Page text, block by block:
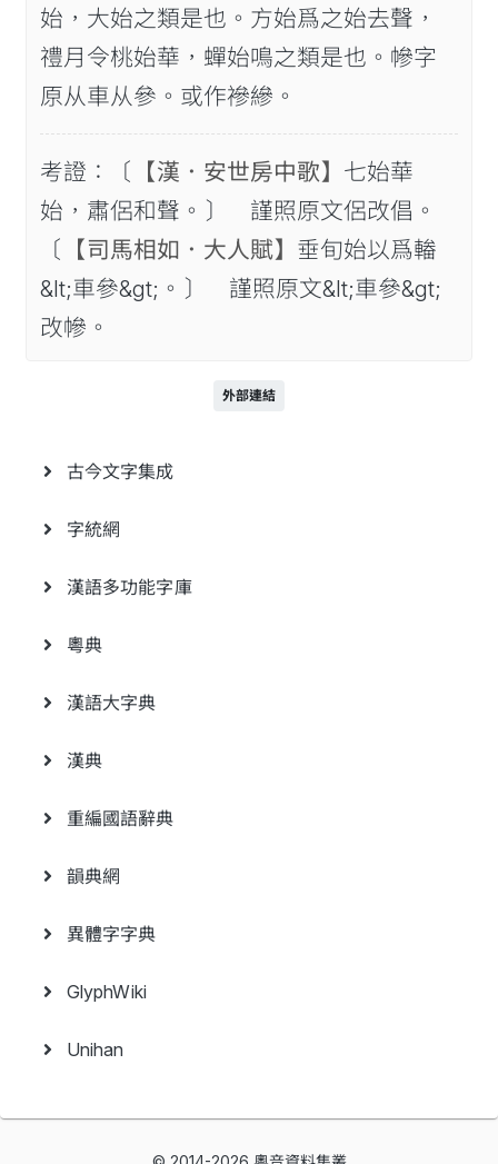
始，大始之類是也。方始爲之始去聲，
禮月令桃始華，蟬始鳴之類是也。幓字
原从車从參。或作襂縿。
考證：〔 【漢．安世房中歌】 七始華
始，肅侶和聲。〕 謹照原文侶改倡。
〔
【司馬相如．大人賦】 垂旬始以爲輽
&lt;車參&gt;。〕 謹照原文&lt;車參&gt;
改幓。
外部連結
古今文字集成
字統網
漢語多功能字庫
粵典
漢語大字典
漢典
重編國語辭典
韻典網
異體字字典
GlyphWiki
Unihan